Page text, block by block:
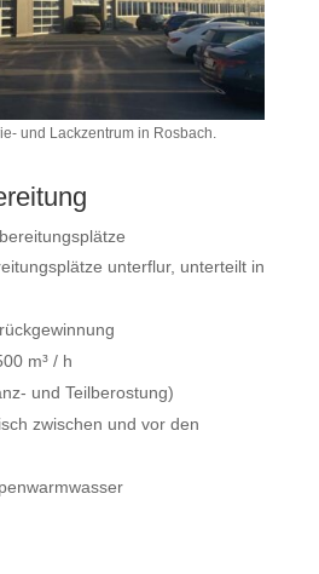
und Lackzentrum in Rosbach.
unterflur, unterteilt in
m³ / h
und Teilberostung)
zwischen und vor den